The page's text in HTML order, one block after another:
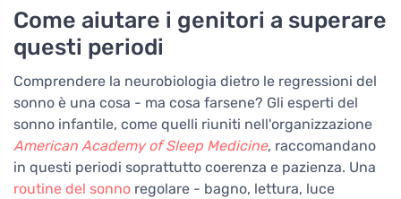
Come aiutare i genitori a superare
questi periodi
Comprendere la neurobiologia dietro le regressioni del
sonno è una cosa - ma cosa farsene? Gli esperti del
sonno infantile, come quelli riuniti nell'organizzazione
American Academy of Sleep Medicine, raccomandano
in questi periodi soprattutto coerenza e pazienza. Una
routine del sonno regolare - bagno, lettura, luce